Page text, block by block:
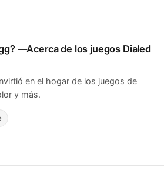
? —Acerca de los juegos Dialed
en el hogar de los juegos de
y más.